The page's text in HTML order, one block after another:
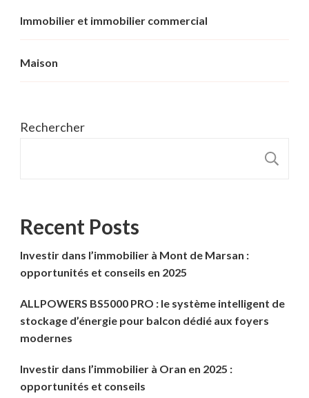
Immobilier et immobilier commercial
Maison
Rechercher
Recent Posts
Investir dans l’immobilier à Mont de Marsan :
opportunités et conseils en 2025
ALLPOWERS BS5000 PRO : le système intelligent de
stockage d’énergie pour balcon dédié aux foyers
modernes
Investir dans l’immobilier à Oran en 2025 :
opportunités et conseils